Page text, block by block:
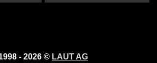
- 2026 © LAUT AG